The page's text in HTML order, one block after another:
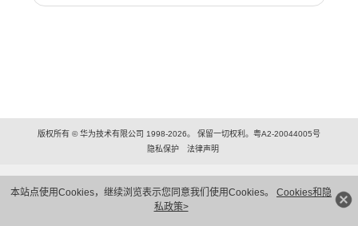
本站点使用Cookies，继续浏览表示您同意我们使用Cookies。 Cookies和隐
私政策>
版权所有 © 华为技术有限公司 1998-2026。 保留一切权利。粤A2-20044005号
隐私保护
法律声明